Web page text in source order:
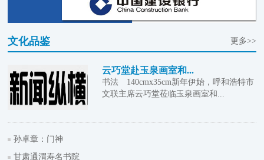
文化品鉴 更多>>
云巧堂赴玉泉画室和...
书法 140cmx35cm新年伊始，呼和浩特市
文联主席云巧堂莅临玉泉画室和...
孙卓章：门神
甘肃通渭寿名书院